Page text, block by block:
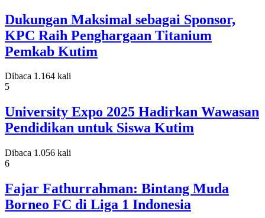
Dukungan Maksimal sebagai Sponsor,
KPC Raih Penghargaan Titanium
Pemkab Kutim
Dibaca 1.164 kali
5
University Expo 2025 Hadirkan Wawasan
Pendidikan untuk Siswa Kutim
Dibaca 1.056 kali
6
Fajar Fathurrahman: Bintang Muda
Borneo FC di Liga 1 Indonesia